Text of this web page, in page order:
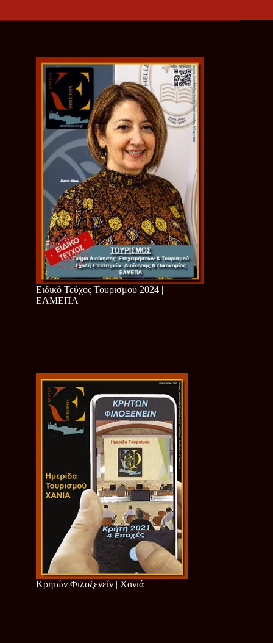
Ειδικό Τεύχος Τουρισμού 2024 |
ΕΛΜΕΠΑ
Κρητών Φιλοξενείν | Χανιά